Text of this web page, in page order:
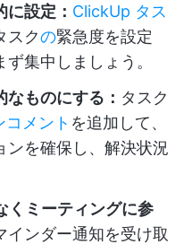
設定： ClickUp タス
スクの緊急度を設定
集中しましょう。
ものにする： タスク
メント を追加して、
ンを確保し、解決状況
くミーティングに参
インダー通知を受け取